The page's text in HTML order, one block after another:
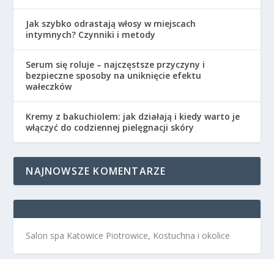
Jak szybko odrastają włosy w miejscach
intymnych? Czynniki i metody
Serum się roluje – najczęstsze przyczyny i
bezpieczne sposoby na uniknięcie efektu
wałeczków
Kremy z bakuchiolem: jak działają i kiedy warto je
włączyć do codziennej pielęgnacji skóry
NAJNOWSZE KOMENTARZE
Salon spa Katowice Piotrowice, Kostuchna i okolice